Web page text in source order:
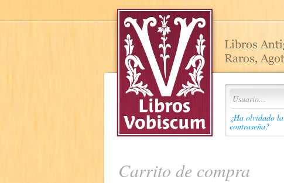
¿Ha olvidado la
contraseña?
Carrito de compra